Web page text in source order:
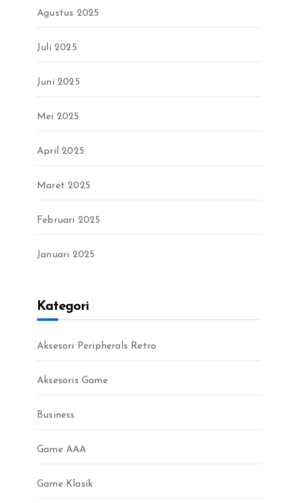
Agustus 2025
Juli 2025
Juni 2025
Mei 2025
April 2025
Maret 2025
Februari 2025
Januari 2025
Kategori
Aksesori Peripherals Retro
Aksesoris Game
Business
Game AAA
Game Klasik